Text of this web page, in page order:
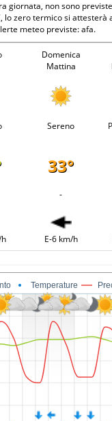
giornata, non sono
lo zero termico si
meteo previste: afa.
Domenica
Mattina
Sereno
33°
-
E-6 km/h
Temperature